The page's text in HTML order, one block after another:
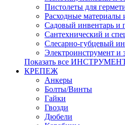
Пистолеты для
Расходные материалы
Садовый инвентарь и
Сантехнический и
Слесарно-губцевый
Электроинструмент и
Показать все
КРЕПЕЖ
Анкеры
Болты/Винты
Гайки
Гвозди
Дюбели